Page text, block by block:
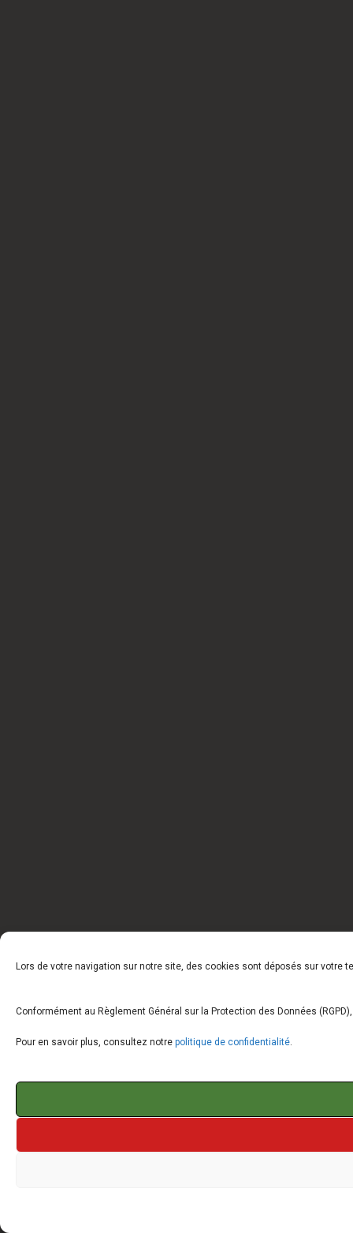
Lors de votre navigation sur notre site, des cookies sont déposés sur votre
Conformément au Règlement Général sur la Protection des Données
Pour en savoir plus, consultez notre politique de confidentialité.